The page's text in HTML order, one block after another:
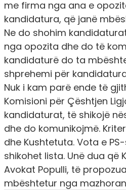
me firma nga ana e
kandidatura, që janë
Ne do shohim
nga opozita dhe do të
kandidaturë do ta
shprehemi për
Nuk i kam parë ende të
Komisioni për Çështjen
kandidaturat, të shikojë
dhe do komunikojmë.
dhe Kushtetuta. Vota e
shikohet lista. Unë dua që
Avokat Populli, të
mbështetur nga